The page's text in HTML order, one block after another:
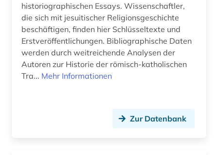
ocampo, victoria | schriftstellerin;
übersetzerin; verlegerin (1)
oral history (1)
orthographie (1)
historiographischen Essays. Wissenschaftler,
die sich mit jesuitischer Religionsgeschichte
beschäftigen, finden hier Schlüsseltexte und
Erstveröffentlichungen. Bibliographische Daten
werden durch weitreichende Analysen der
Autoren zur Historie der römisch-katholischen
Tra... Mehr Informationen
Zur Datenbank